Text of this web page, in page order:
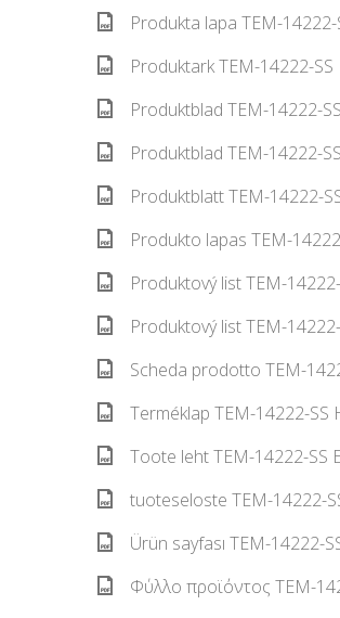
Produkta lapa TEM-
Produktark TEM-14222-
Produktblad TEM-14222-
Produktblad TEM-14222-
Produktblatt TEM-14222-
Produkto lapas TEM-
Produktový list TEM-
Produktový list TEM-
Scheda prodotto TEM-
Terméklap TEM-14222-SS
Toote leht TEM-14222-SS
tuoteseloste TEM-14222-
Ürün sayfası TEM-14222-
Φύλλο προϊόντος TEM-